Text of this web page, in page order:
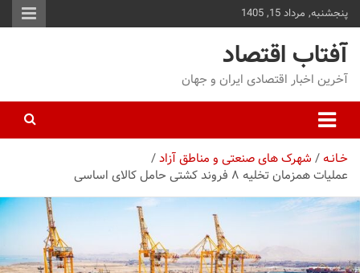
پنجشنبه, مرداد 15, 1405
آفتاب اقتصاد
آخرین اخبار اقتصادی ایران و جهان
خـانـه شهرک های صنعتی و مناطق آزاد
عملیات همزمان تخلیه ۸ فروند کشتی حامل کالای اساسی